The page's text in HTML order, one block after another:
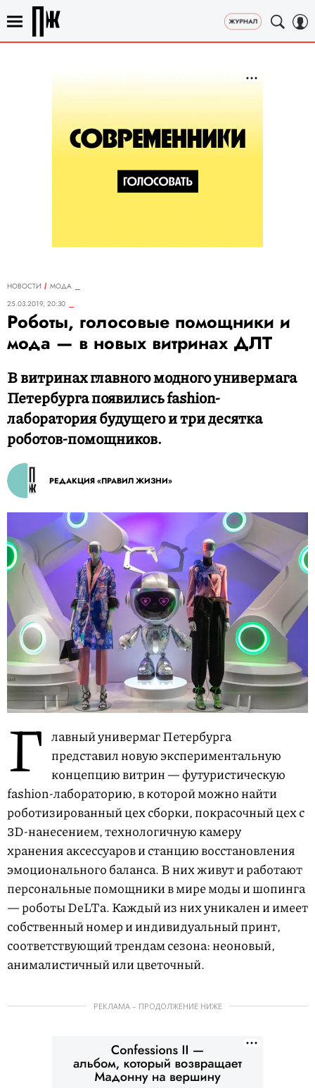
НОВОСТИ
МОДА
25.03.2019, 20:30
Роботы, голосовые помощники и
мода — в новых витринах ДЛТ
В витринах главного модного универмага
Петербурга появились fashion-
лаборатория будущего и три десятка
роботов-помощников.
РЕДАКЦИЯ «ПРАВИЛ ЖИЗНИ»
Г лавный универмаг Петербурга
представил новую экспериментальную
концепцию витрин — футуристическую
fashion-лабораторию, в которой можно найти
роботизированный цех сборки, покрасочный цех с
3D-нанесением, технологичную камеру
хранения аксессуаров и станцию восстановления
эмоционального баланса. В них живут и работают
персональные помощники в мире моды и шопинга
— роботы DeLTa. Каждый из них уникален и имеет
собственный номер и индивидуальный принт,
соответствующий трендам сезона: неоновый,
анималистичный или цветочный.
РЕКЛАМА – ПРОДОЛЖЕНИЕ НИЖЕ